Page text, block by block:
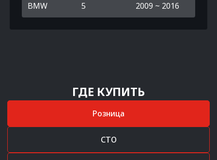
BMW 5 2009 ~ 2016
ГДЕ КУПИТЬ
Розница
СТО